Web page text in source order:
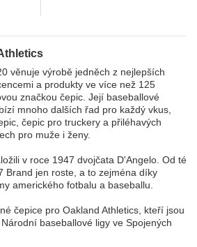
věnuje výrobě jedněch z nejlepších
a produkty ve více než 125
značkou čepic. Její baseballové
mnoho dalších řad pro každý vkus,
čepic pro truckery a přiléhavých
pro muže i ženy.
v roce 1947 dvojčata D'Angelo. Od té
Brand jen roste, a to zejména díky
amerického fotbalu a baseballu.
čepice pro Oakland Athletics, kteří jsou
baseballové ligy ve Spojených